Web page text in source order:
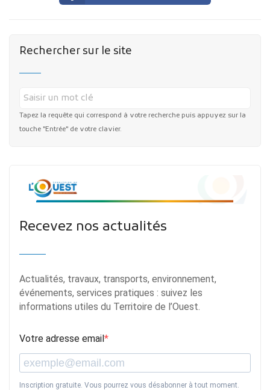
Rechercher sur le site
Tapez la requête qui correspond à votre recherche puis appuyez sur la
touche "Entrée" de votre clavier.
Recevez nos actualités
Actualités, travaux, transports, environnement,
événements, services pratiques : suivez les
informations utiles du Territoire de l’Ouest.
Votre adresse email
Inscription gratuite. Vous pourrez vous désabonner à tout moment.